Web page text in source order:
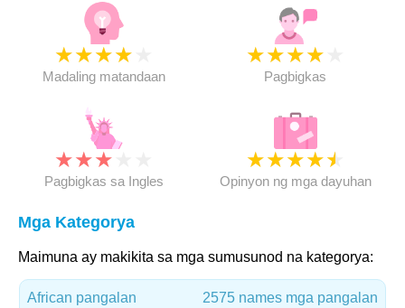
★★★★
Madaling matandaan
★★★★
Pagbigkas
★★★
Pagbigkas sa Ingles
★★★★★
Opinyon ng mga dayuhan
Mga Kategorya
Maimuna ay makikita sa mga sumusunod na kategorya:
African pangalan 2575 names mga pangalan